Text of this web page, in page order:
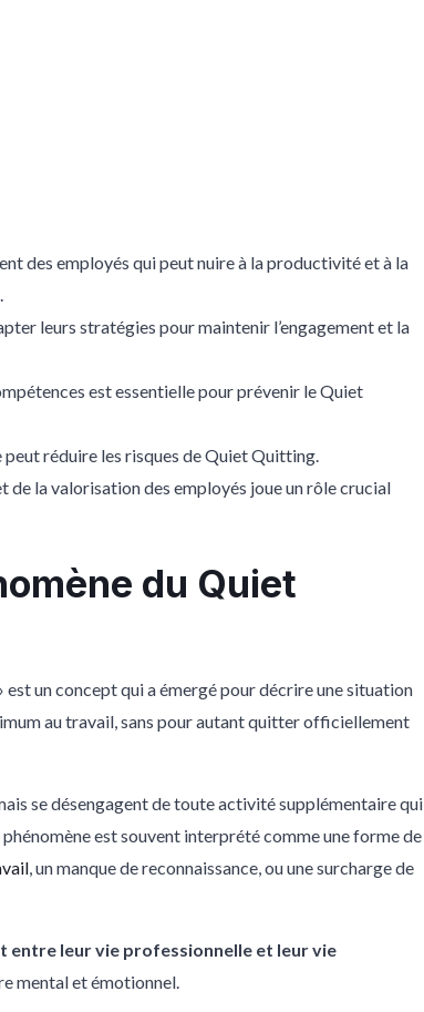
des employés qui peut nuire à la productivité et à la
leurs stratégies pour maintenir l’engagement et la
est essentielle pour prévenir le Quiet
réduire les risques de Quiet Quitting.
de la valorisation des employés joue un rôle crucial
du Quiet
est un concept qui a émergé pour décrire une situation
au travail, sans pour autant quitter officiellement
se désengagent de toute activité supplémentaire qui
est souvent interprété comme une forme de
, un manque de reconnaissance, ou une surcharge de
entre leur vie professionnelle et leur vie
mental et émotionnel.